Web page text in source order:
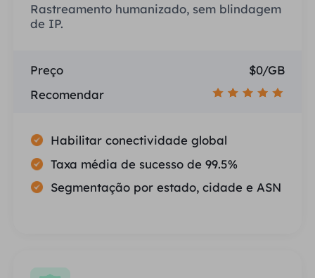
Rastreamento humanizado, sem blindagem
de IP.
Preço
$0/GB
Recomendar
Habilitar conectividade global
Taxa média de sucesso de 99.5%
Segmentação por estado, cidade e ASN